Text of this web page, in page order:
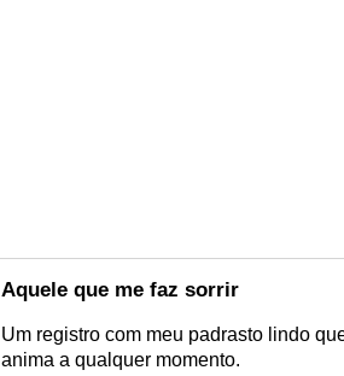
Aquele que me faz sorrir
Um registro com meu padrasto lindo
anima a qualquer momento.